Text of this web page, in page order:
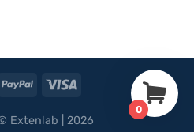
PayPal Visa
Extenlab | 2026
0